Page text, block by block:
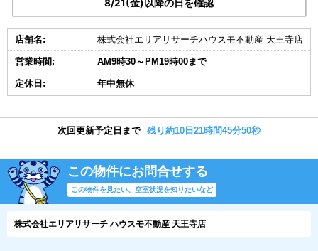
8/21(金)以降の日を確認
店舗名: 株式会社エリアリサーチハウスモ不動産 天王寺店
営業時間: AM9時30～PM19時00まで
定休日: 年中無休
次回更新予定日まで 残り約10日21時間45分49秒
この物件にお問合せする
この物件を見たい、空室状況を知りたいなど
株式会社エリアリサーチ ハウスモ不動産 天王寺店